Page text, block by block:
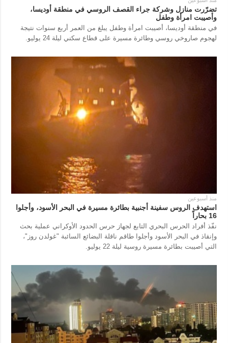
تضرّرت منازل وشركة جراء القصف الروسي في منطقة أوديسا،
وأصيبت امرأة وطفل
في منطقة أوديسا، أصيبت امرأة وطفل يبلغ من العمر أربع سنوات نتيجة
لهجوم صاروخي روسي وطائرة مسيرة على قطاع سكني ليلة 24 يوليو.
منذ أسبوعين
استهدف الروس سفينة أجنبية بطائرة مسيرة في البحر الأسود، وأجلوا
16 بحاراً
نفّذ أفراد الحرس البحري التابع لجهاز حرس الحدود الأوكراني عملية بحث
وإنقاذ في البحر الأسود وأجلوا طاقم ناقلة البضائع السائبة "غولدن روز"،
التي أصيبت بطائرة مسيرة روسية ليلة 22 يوليو.